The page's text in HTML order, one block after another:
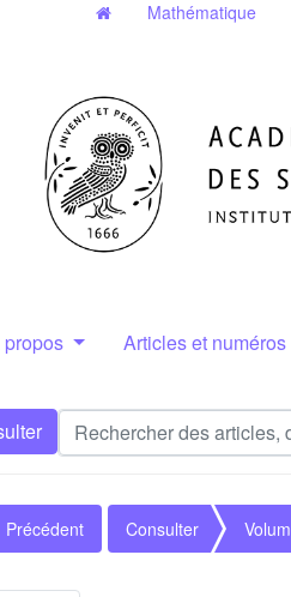
Mathématique
propos Articles et numéros
Précédent Consulter